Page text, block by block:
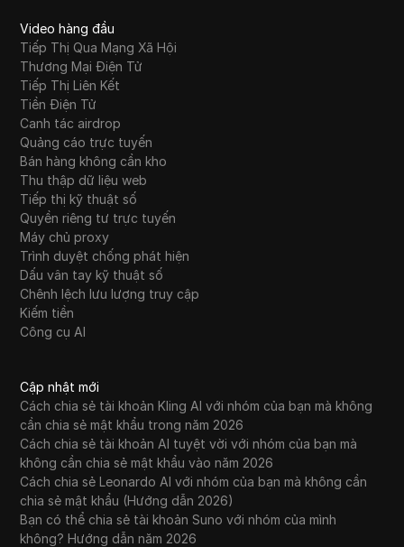
22
Ứng dụng AI tốt nhất cho năng suất: Những
gì thực sự hoạt động và cách chọn
23
10 mẹo tiếp thị truyền thông xã hội thực sự
hiệu quả: Hướng dẫn thực tế cho năm 2024
24
$1 DOGECOIN Bùng Nổ? 🚨 Dự Đoán Giá
Độc Quyền Năm 2026 & Phân Tích Kỹ Thuật!
25
$DGRAM Airdrop Nhận | Cập nhật Kiểm tra
Airdrop Datagram | Cập nhật TGE Datagram
& Chuyển đổi Điểm
26
Đăng Nhập Vào Instagram Sử Dụng Trình
27
Airdrop WUMP trên Discord | Kiếm 500 đô la
từ Airdrop trên Discord |
28
Đánh giá ChatGPT Plus (ChatGPT Plus có
đáng giá không?)
29
5 Cách để Kiếm Tiền với ChatGPT (Sử Dụng
AI + Tự Động Hóa)
Video hàng đầu
Tiếp Thị Qua Mạng Xã Hội
Thương Mại Điện Tử
Tiếp Thị Liên Kết
Tiền Điện Tử
Canh tác airdrop
Quảng cáo trực tuyến
Bán hàng không cần kho
Thu thập dữ liệu web
Tiếp thị kỹ thuật số
Quyền riêng tư trực tuyến
Máy chủ proxy
Trình duyệt chống phát hiện
Dấu vân tay kỹ thuật số
Chênh lệch lưu lượng truy cập
Kiếm tiền
Công cụ AI
Cập nhật mới
Cách chia sẻ tài khoản Kling AI với nhóm của bạn mà không
cần chia sẻ mật khẩu trong năm 2026
Cách chia sẻ tài khoản AI tuyệt vời với nhóm của bạn mà
không cần chia sẻ mật khẩu vào năm 2026
Cách chia sẻ Leonardo AI với nhóm của bạn mà không cần
chia sẻ mật khẩu (Hướng dẫn 2026)
Bạn có thể chia sẻ tài khoản Suno với nhóm của mình
không? Hướng dẫn năm 2026